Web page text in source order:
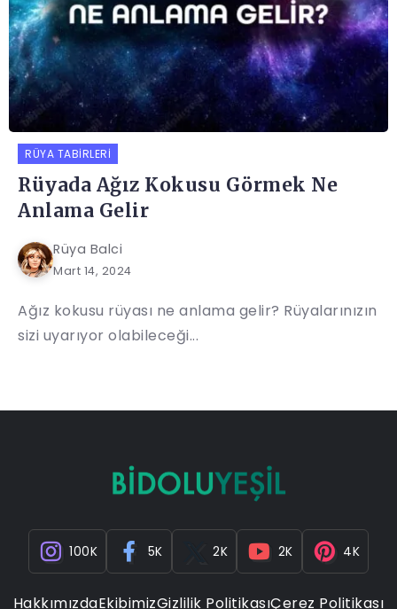
RÜYA TABIRLERI
Rüyada Ağız Kokusu Görmek Ne
Anlama Gelir
Rüya Balci
Mart 14, 2024
Ağız kokusu rüyası ne anlama gelir? Rüyalarınızın
sizi uyarıyor olabileceği...
100K 5K 2K 2K 4K
HakkımızdaEkibimizGizlilik PolitikasıÇerez Politikası